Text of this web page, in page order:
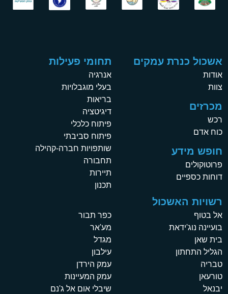
אשכול כנרת עמקים
אודות
צוות
מכרזים
רכש
כוח אדם
חופש מידע
פרוטוקולים
דוחות כספיים
תחומי פעילות
אנרגיה
בעלי מוגבלויות
בריאות
דיגיטציה
פיתוח כלכלי
פיתוח סביבתי
שותפויות חברה-קהילה
תחבורה
תיירות
תכנון
רשויות האשכול
אל בטוף
בועיינה נוג'ידאת
בית שאן
הגליל התחתון
טבריה
טורעאן
יבנאל
כפר תבור
מע'אר
מגדל
עילבון
עמק הירדן
עמק המעיינות
שיבלי אום אל ג'נם